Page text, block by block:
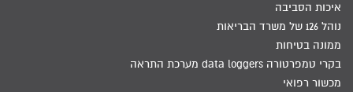
איכות הסביבה
נוהל 126 של משרד הבריאות
ממונה בטיחות
בקרי טמפרטורה data loggers מערכת התראה
מכשור רפואי